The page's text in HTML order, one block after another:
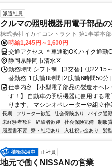
派遣社員
クルマの照明機器用電子部品
株式会社イカイコントラクト 第1事業本部
時給1,245円～1,600円
交通アクセス ＊車通勤OK,バイク通勤
静岡県静岡市清水区
勤務時間 シフト制 【3交替】①22:15
替勤務 [1]実働8時間 [2]実働6時間50分
仕事内容 【小型電子部品の製造オペ
す！】 自動車の照明機器に使用する
ります。 マシンオペレーターや組立
長期 フリーター歓迎 社会保険あり バイク通
未経験者歓迎
経験者歓迎 社会保険完備 制服
履歴書不要
寮・社宅あり 入社祝い金あり 髪
正社員
地元で働くNISSANの営業